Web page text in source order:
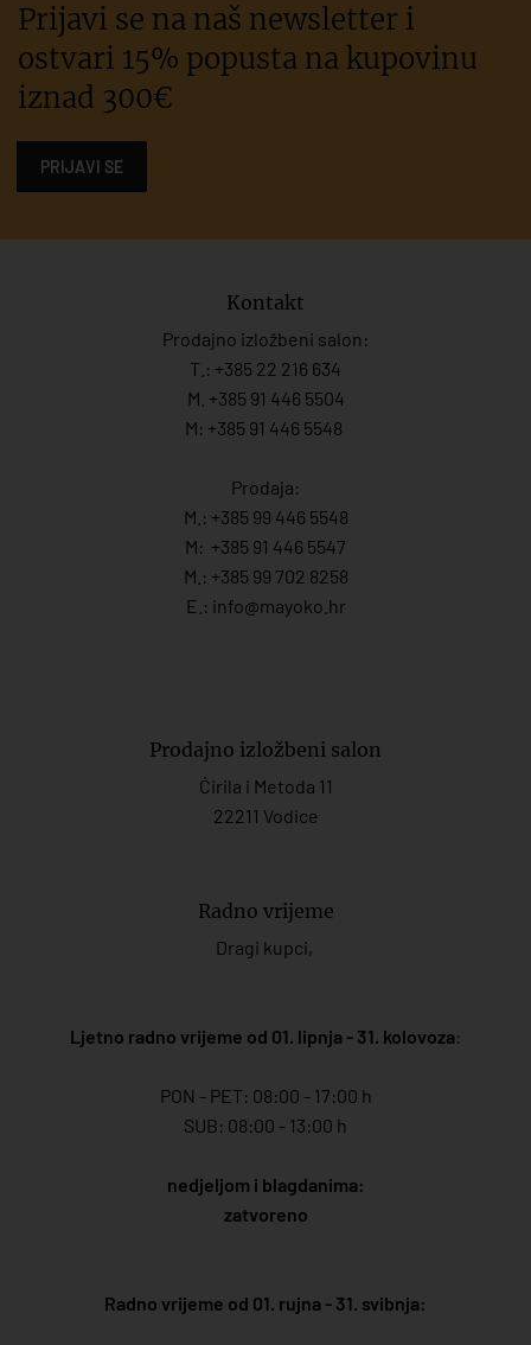
Prijavi se na naš newsletter i
ostvari 15% popusta na kupovinu
iznad 300€
PRIJAVI SE
Kontakt
Prodajno izložbeni salon:
T.: +385 22 216 634
M. +385 91 446 5504
M: +385 91 446 5548
Prodaja:
M.: +385 99 446 5548
M: +385 91 446 5547
M.: +385 99 702 8258
E.: info@mayoko. hr
Prodajno izložbeni salon
Ćirila i Metoda 11
22211 Vodice
Radno vrijeme
Dragi kupci,
Ljetno radno vrijeme od 01. lipnja - 31. kolovoza:
PON - PET: 08:00 - 17:00 h
SUB: 08:00 - 13:00 h
nedjeljom i blagdanima:
zatvoreno
Radno vrijeme od 01. rujna - 31. svibnja: